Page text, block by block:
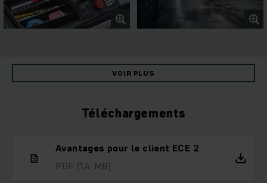
VOIR PLUS
Téléchargements
Avantages pour le client ECE 2
PDF (1,4 MB)